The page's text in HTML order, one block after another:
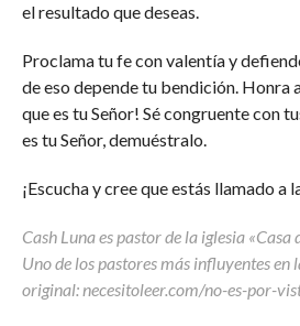
el resultado que deseas.
Proclama tu fe con valentía y
de eso depende tu bendición. Honra
que es tu Señor! Sé congruente con
es tu Señor, demuéstralo.
¡Escucha y cree que estás llamado a
Cash Luna es pastor de la iglesia «Casa
Uno de los pastores más influyentes en
original: necesitoleer.com/no-es-por-